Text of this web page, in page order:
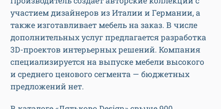
участием дизайнеров из Италии и Германии, а
также изготавливает мебель на заказ. В числе
дополнительных услуг предлагается разработка
3D-проектов интерьерных решений. Компания
специализируется на выпуске мебели высокого
и среднего ценового сегмента — бюджетных
предложений нет.